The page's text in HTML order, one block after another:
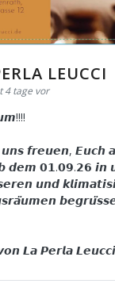
LEUCCI
4 tage vor
𝙛𝙧𝙚𝙪𝙚𝙣, 𝙀𝙪𝙘𝙝
𝙙𝙚𝙢 𝟬𝟭.𝟬𝟵.𝟮𝟲 𝙞𝙣
𝙪𝙣𝙙
𝙇𝙖 𝙋𝙚𝙧𝙡𝙖 𝙇𝙚𝙪𝙘𝙘𝙞